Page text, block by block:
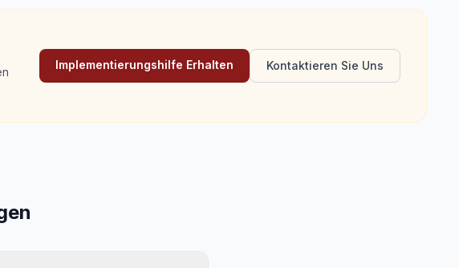
Implementierungshilfe Erhalten Kontaktieren Sie Uns